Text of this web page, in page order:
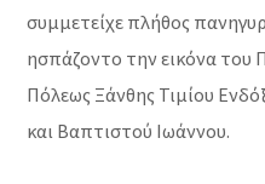
συμμετείχε πλήθος
ησπάζοντο την εικόνα του
Πόλεως Ξάνθης Τιμίου
και Βαπτιστού Ιωάννου.